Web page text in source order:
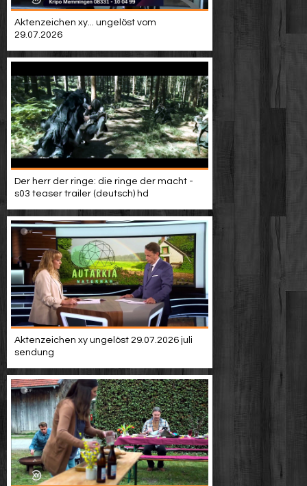
Aktenzeichen xy... ungelöst vom
29.07.2026
Der herr der ringe: die ringe der macht -
s03 teaser trailer (deutsch) hd
Aktenzeichen xy ungelöst 29.07.2026 juli
sendung